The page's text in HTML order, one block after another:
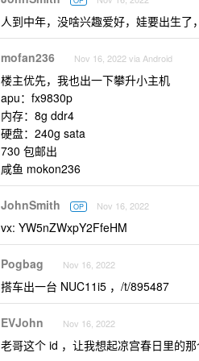
人到中年，没啥兴趣爱好，娃要出生了
mofan236 Nov 16, 2022 via Android
楼主优先，我也出一下攀升小主机
apu：fx9830p
内存：8g ddr4
硬盘：240g sata
730 包邮出
咸鱼 mokon236
JohnSmith OP Nov 16, 2022
vx: YW5nZWxpY2FfeHM
Pogbag Nov 16, 2022
搭车出一台 NUC11i5 ，/t/895487
EVJohn Nov 16, 2022
老哥这个 id ，让我想起凉宫春日里的